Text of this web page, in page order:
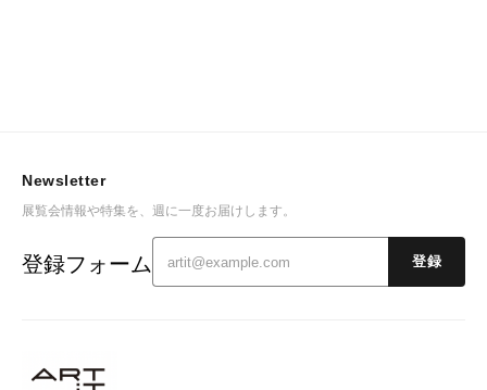
Newsletter
展覧会情報や特集を、週に一度お届けします。
登録フォーム 登録